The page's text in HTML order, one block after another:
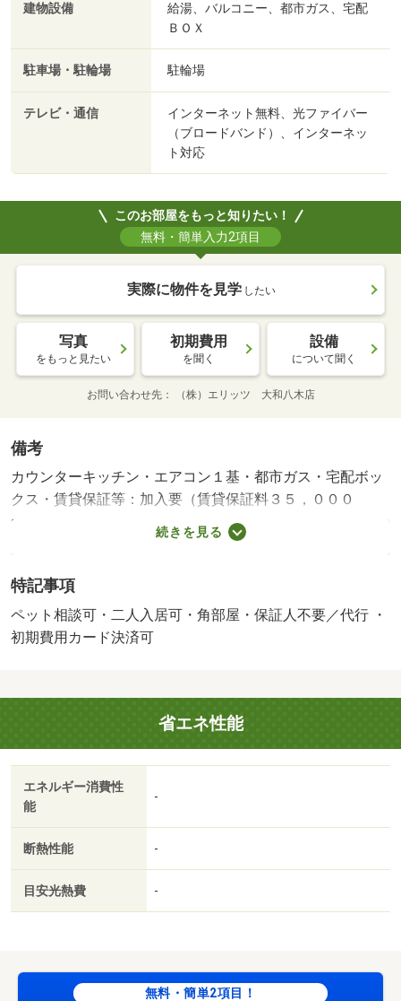
建物設備
給湯、バルコニー、都市ガス、宅配
ＢＯＸ
駐車場・駐輪場 駐輪場
テレビ・通信
インターネット無料、光ファイバー
（ブロードバンド）、インターネッ
ト対応
このお部屋をもっと知りたい！
無料・簡単入力2項目
実際に物件を見学 したい
写真
をもっと見たい
初期費用
を聞く
設備
について聞く
お問い合わせ先 （株）エリッツ 大和八木店
備考
カウンターキッチン・エアコン１基・都市ガス・宅配ボッ
クス・賃貸保証等：加入要（賃貸保証料３５，０００
円）・維持費等：家賃保証料１，６８０円／月・ペット条
件：小型犬可／猫可・２０２６年６月完成の物件です。建
はＴＶドアホンで訪問者の顔を確認する事ができます。周
辺にはファミリーマート 奈良県立医大前店があり便利で
す。・バイク置場：なし・駐輪場：有/鍵交換費用 16500
続きを見る
特記事項
ペット相談可・二人入居可・角部屋・保証人不要／代行 ・
初期費用カード決済可
省エネ性能
エネルギー消費性
能
-
断熱性能 -
目安光熱費 -
無料・簡単2項目！